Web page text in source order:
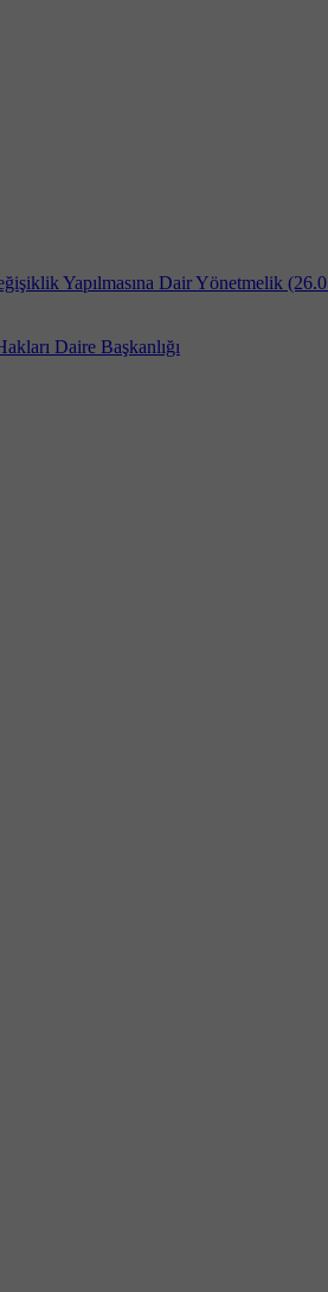
Yapılmasına Dair Yönetmelik
Daire Başkanlığı